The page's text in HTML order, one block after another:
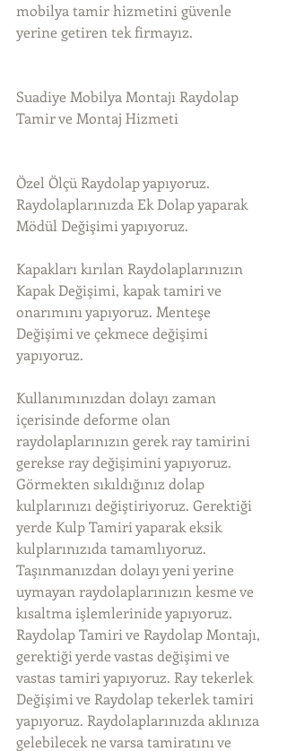
mobilya tamir hizmetini güvenle
yerine getiren tek firmayız.
Suadiye Mobilya Montajı Raydolap
Tamir ve Montaj Hizmeti
Özel Ölçü Raydolap yapıyoruz.
Raydolaplarınızda Ek Dolap yaparak
Mödül Değişimi yapıyoruz.
Kapakları kırılan Raydolaplarınızın
Kapak Değişimi, kapak tamiri ve
onarımını yapıyoruz. Menteşe
Değişimi ve çekmece değişimi
yapıyoruz.
Kullanımınızdan dolayı zaman
içerisinde deforme olan
raydolaplarınızın gerek ray tamirini
gerekse ray değişimini yapıyoruz.
Görmekten sıkıldığınız dolap
kulplarınızı değiştiriyoruz. Gerektiği
yerde Kulp Tamiri yaparak eksik
kulplarınızıda tamamlıyoruz.
Taşınmanızdan dolayı yeni yerine
uymayan raydolaplarınızın kesme ve
kısaltma işlemlerinide yapıyoruz.
Raydolap Tamiri ve Raydolap Montajı,
gerektiği yerde vastas değişimi ve
vastas tamiri yapıyoruz. Ray tekerlek
Değişimi ve Raydolap tekerlek tamiri
yapıyoruz. Raydolaplarınızda aklınıza
gelebilecek ne varsa tamiratını ve